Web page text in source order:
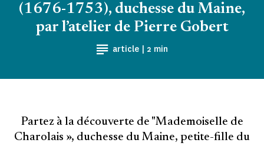
article | Temps de Lecture
2 min
(1676-1753), duchesse du Maine,
par l’atelier de Pierre Gobert
Partez à la découverte de "Mademoiselle de
Charolais », duchesse du Maine, petite-fille du